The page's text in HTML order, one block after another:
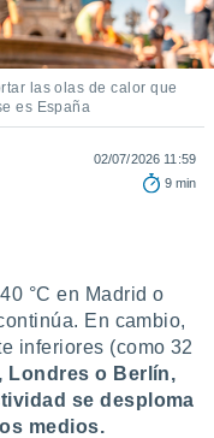
las olas de calor que
es España
02/07/2026 11:59
9 min
°C en Madrid o
En cambio,
inferiores (como 32
Londres o Berlín,
se desploma
medios.